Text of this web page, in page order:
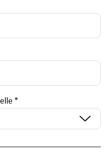
Votre catégorie professionnelle *